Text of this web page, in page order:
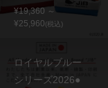
¥19,360 ～
¥25,960(税込)
ロイヤルブルー
シリーズ2026●